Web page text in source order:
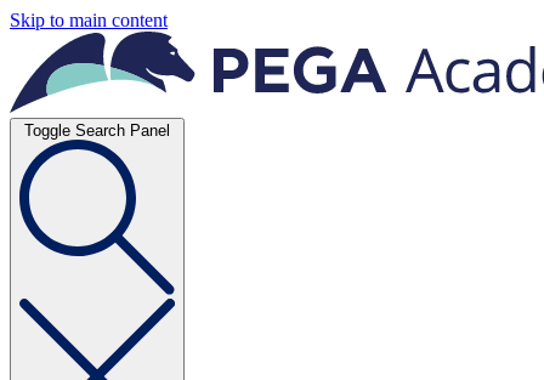
Skip to main content
Toggle Search Panel